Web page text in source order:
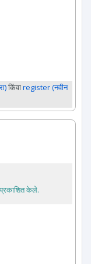
किंवाregister (नवीन
केले.